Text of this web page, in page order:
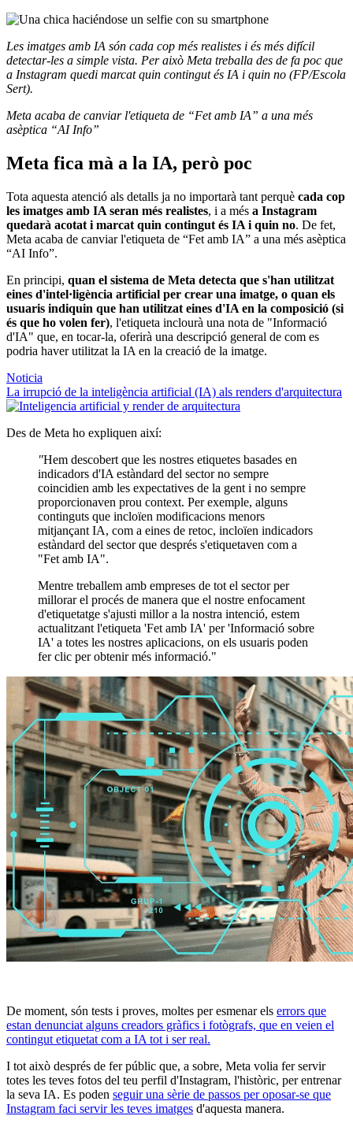
Les imatges amb IA són cada cop més realistes i és més difícil
detectar-les a simple vista. Per això Meta treballa des de fa poc que
a Instagram quedi marcat quin contingut és IA i quin no (FP/Escola
Sert).
Meta acaba de canviar l'etiqueta de “Fet amb IA” a una més
asèptica “AI Info”
Meta fica mà a la IA, però poc
Tota aquesta atenció als detalls ja no importarà tant perquè cada cop
les imatges amb IA seran més realistes, i a més a Instagram
quedarà acotat i marcat quin contingut és IA i quin no. De fet,
Meta acaba de canviar l'etiqueta de “Fet amb IA” a una més asèptica
“AI Info”.
En principi, quan el sistema de Meta detecta que s'han utilitzat
eines d'intel·ligència artificial per crear una imatge, o quan els
usuaris indiquin que han utilitzat eines d'IA en la composició (si
és que ho volen fer), l'etiqueta inclourà una nota de "Informació
d'IA" que, en tocar-la, oferirà una descripció general de com es
podria haver utilitzat la IA en la creació de la imatge.
Noticia
La irrupció de la inteligència artificial (IA) als renders d'arquitectura
Des de Meta ho expliquen així:
"Hem descobert que les nostres etiquetes basades en
indicadors d'IA estàndard del sector no sempre
coincidien amb les expectatives de la gent i no sempre
proporcionaven prou context. Per exemple, alguns
continguts que incloïen modificacions menors
mitjançant IA, com a eines de retoc, incloïen indicadors
estàndard del sector que després s'etiquetaven com a
"Fet amb IA".
Mentre treballem amb empreses de tot el sector per
millorar el procés de manera que el nostre enfocament
d'etiquetatge s'ajusti millor a la nostra intenció, estem
actualitzant l'etiqueta 'Fet amb IA' per 'Informació sobre
IA' a totes les nostres aplicacions, on els usuaris poden
fer clic per obtenir més informació."
De moment, són tests i proves, moltes per esmenar els errors que
estan denunciat alguns creadors gràfics i fotògrafs, que en veien el
contingut etiquetat com a IA tot i ser real.
I tot això després de fer públic que, a sobre, Meta volia fer servir
totes les teves fotos del teu perfil d'Instagram, l'històric, per entrenar
la seva IA. Es poden seguir una sèrie de passos per oposar-se que
Instagram faci servir les teves imatges d'aquesta manera.